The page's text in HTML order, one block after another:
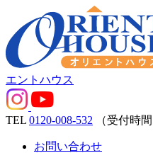
エントハウス
TEL 0120-008-532 （受付時
お問い合わせ